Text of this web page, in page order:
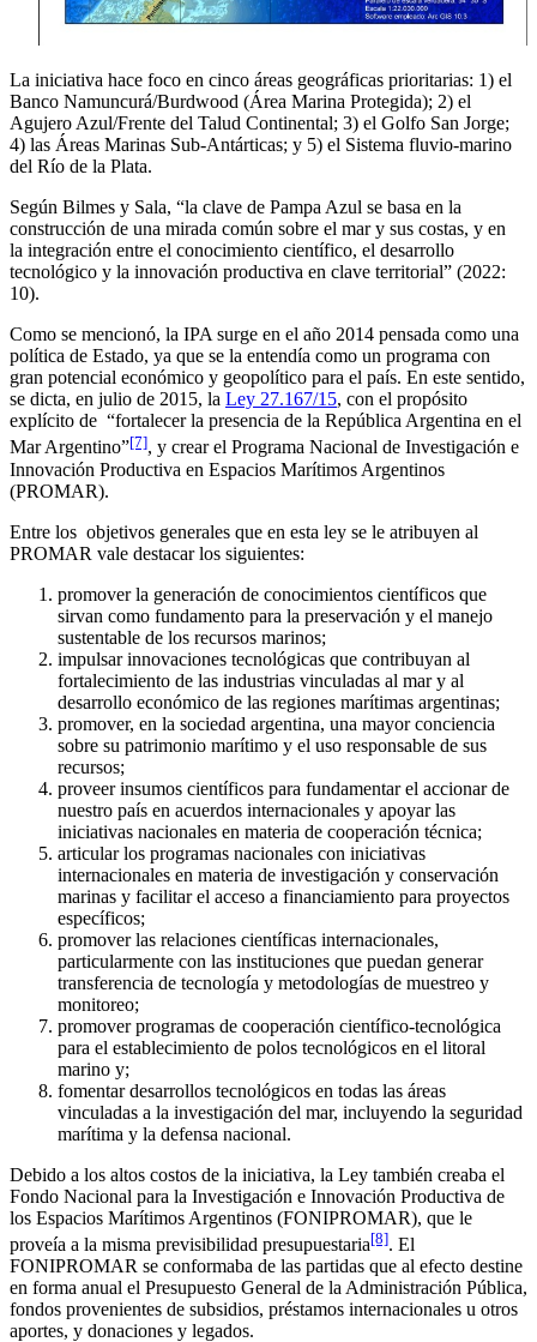
La iniciativa hace foco en cinco áreas geográficas prioritarias: 1) el
Banco Namuncurá/Burdwood (Área Marina Protegida); 2) el
Agujero Azul/Frente del Talud Continental; 3) el Golfo San Jorge;
4) las Áreas Marinas Sub-Antárticas; y 5) el Sistema fluvio-marino
del Río de la Plata.
Según Bilmes y Sala, “la clave de Pampa Azul se basa en la
construcción de una mirada común sobre el mar y sus costas, y en
la integración entre el conocimiento científico, el desarrollo
tecnológico y la innovación productiva en clave territorial” (2022:
10).
Como se mencionó, la IPA surge en el año 2014 pensada como una
política de Estado, ya que se la entendía como un programa con
gran potencial económico y geopolítico para el país. En este sentido,
se dicta, en julio de 2015, la Ley 27.167/15, con el propósito
explícito de “fortalecer la presencia de la República Argentina en el
Mar Argentino”[7], y crear el Programa Nacional de Investigación e
Innovación Productiva en Espacios Marítimos Argentinos
(PROMAR).
Entre los objetivos generales que en esta ley se le atribuyen al
PROMAR vale destacar los siguientes:
promover la generación de conocimientos científicos que
sirvan como fundamento para la preservación y el manejo
sustentable de los recursos marinos;
impulsar innovaciones tecnológicas que contribuyan al
fortalecimiento de las industrias vinculadas al mar y al
desarrollo económico de las regiones marítimas argentinas;
promover, en la sociedad argentina, una mayor conciencia
sobre su patrimonio marítimo y el uso responsable de sus
recursos;
proveer insumos científicos para fundamentar el accionar de
nuestro país en acuerdos internacionales y apoyar las
iniciativas nacionales en materia de cooperación técnica;
articular los programas nacionales con iniciativas
internacionales en materia de investigación y conservación
marinas y facilitar el acceso a financiamiento para proyectos
específicos;
promover las relaciones científicas internacionales,
particularmente con las instituciones que puedan generar
transferencia de tecnología y metodologías de muestreo y
monitoreo;
promover programas de cooperación científico-tecnológica
para el establecimiento de polos tecnológicos en el litoral
marino y;
fomentar desarrollos tecnológicos en todas las áreas
vinculadas a la investigación del mar, incluyendo la seguridad
marítima y la defensa nacional.
Debido a los altos costos de la iniciativa, la Ley también creaba el
Fondo Nacional para la Investigación e Innovación Productiva de
los Espacios Marítimos Argentinos (FONIPROMAR), que le
proveía a la misma previsibilidad presupuestaria[8]. El
FONIPROMAR se conformaba de las partidas que al efecto destine
en forma anual el Presupuesto General de la Administración Pública,
fondos provenientes de subsidios, préstamos internacionales u otros
aportes, y donaciones y legados.